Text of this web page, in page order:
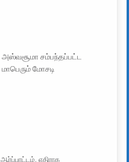
அஸ்வசூமா சம்பந்தப்பட்ட
மாபெரும் மோசடி
ஆர்ப்பாட்டம் எதிராக